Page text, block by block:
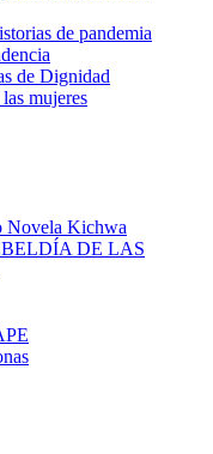
de pandemia
de Dignidad
mujeres
Novela Kichwa
DE LAS